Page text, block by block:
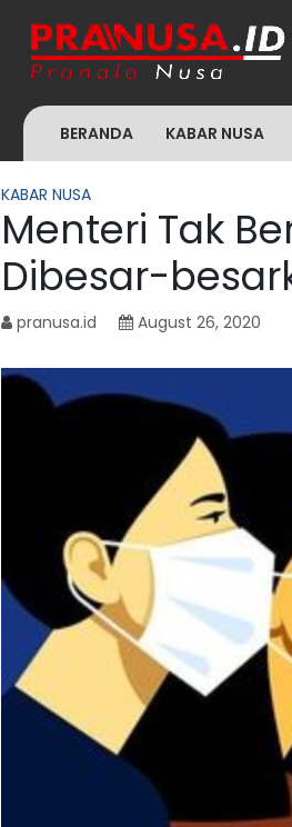
BERANDA KABAR NUSA
KABAR NUSA
Menteri Tak
Dibesar-
pranusa.id August 26, 2020